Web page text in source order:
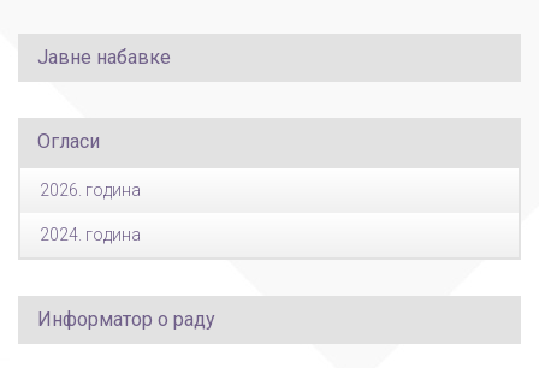
Јавне набавке
Огласи
2026. година
2024. година
Информатор о раду